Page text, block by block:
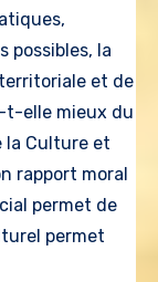
possibles, la
et de
t-elle mieux du
la Culture et
rapport moral
permet de
permet